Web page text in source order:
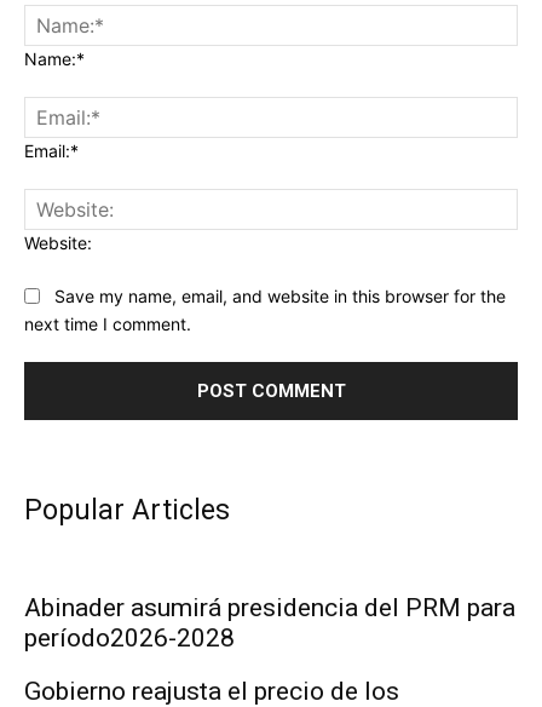
Name:*
Email:*
Website:
Save my name, email, and website in this browser for the
next time I comment.
Popular Articles
Abinader asumirá presidencia del PRM para
período2026-2028
Gobierno reajusta el precio de los